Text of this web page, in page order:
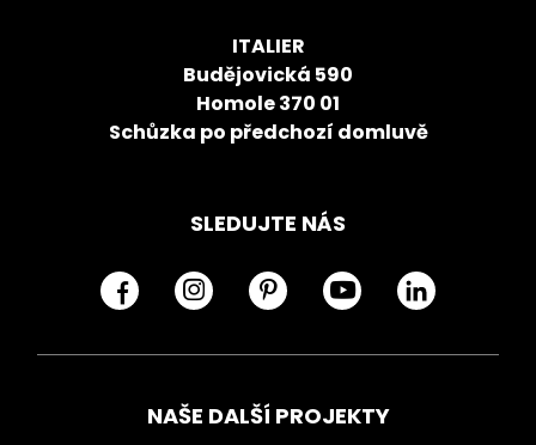
ITALIER
Budějovická 590
Homole 370 01
Schůzka po předchozí domluvě
SLEDUJTE NÁS
NAŠE DALŠÍ PROJEKTY